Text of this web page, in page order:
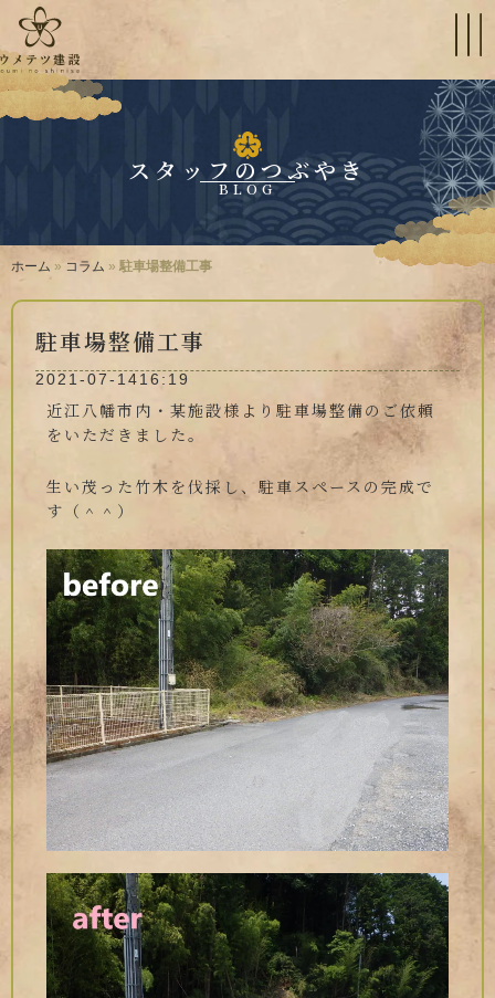
スタッフのつぶやき
BLOG
ホーム » コラム » 駐車場整備工事
駐車場整備工事
2021-07-1416:19
近江八幡市内・某施設様より駐車場整備のご依頼
をいただきました。
生い茂った竹木を伐採し、駐車スペースの完成で
す（＾＾）